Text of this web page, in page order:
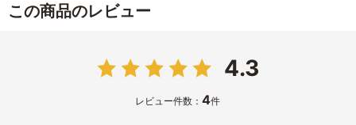
この商品のレビュー
4.3
レビュー件数：4件